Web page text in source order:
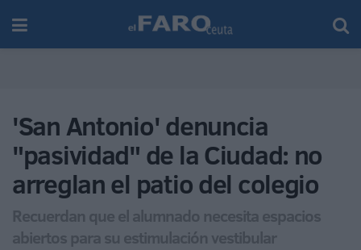
'San Antonio' denuncia
"pasividad" de la Ciudad: no
arreglan el patio del colegio
Recuerdan que el alumnado necesita espacios
abiertos para su estimulación vestibular